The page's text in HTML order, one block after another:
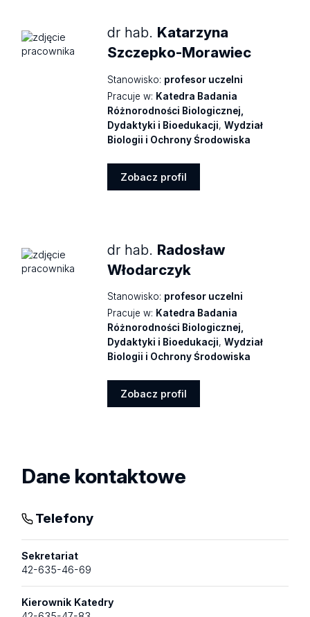
dr hab. Katarzyna
Szczepko-Morawiec
Stanowisko: profesor uczelni
Pracuje w: Katedra Badania
Różnorodności Biologicznej,
Dydaktyki i Bioedukacji,Wydział
Biologii i Ochrony Środowiska
Zobacz profil
dr hab. Radosław
Włodarczyk
Stanowisko: profesor uczelni
Pracuje w: Katedra Badania
Różnorodności Biologicznej,
Dydaktyki i Bioedukacji,Wydział
Biologii i Ochrony Środowiska
Zobacz profil
Dane kontaktowe
Telefony
Sekretariat
42-635-46-69
Kierownik Katedry